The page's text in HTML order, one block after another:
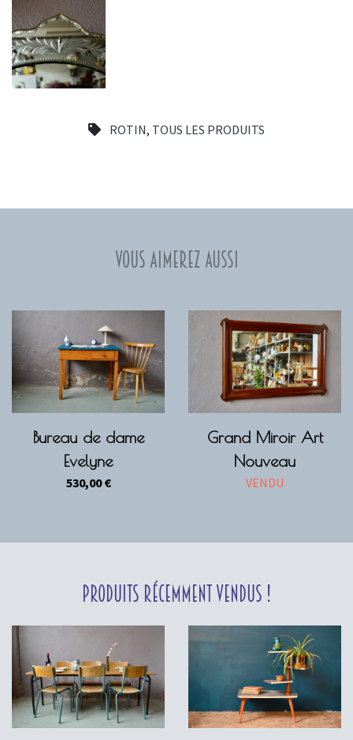
ROTIN, TOUS LES PRODUITS
Vous aimerez aussi
Bureau de dame
Evelyne
530,00€
Grand Miroir Art
Nouveau
VENDU
Produits récemment vendus !